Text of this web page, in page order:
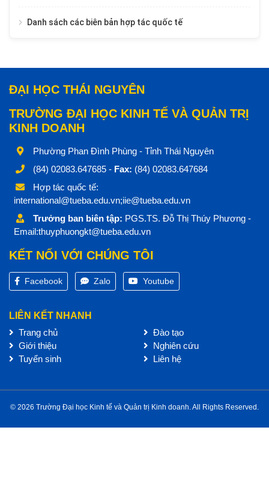
Danh sách các biên bản hợp tác quốc tế
ĐẠI HỌC THÁI NGUYÊN
TRƯỜNG ĐẠI HỌC KINH TẾ VÀ QUẢN TRỊ
KINH DOANH
Phường Phan Đình Phùng - Tỉnh Thái Nguyên
(84) 02083.647685 - Fax: (84) 02083.647684
Hợp tác quốc tế:
international@tueba.edu.vn;iie@tueba.edu.vn
Trưởng ban biên tập: PGS.TS. Đỗ Thị Thúy Phương -
Email:thuyphuongkt@tueba.edu.vn
KẾT NỐI VỚI CHÚNG TÔI
Facebook Zalo Youtube
LIÊN KẾT NHANH
Trang chủ
Giới thiệu
Tuyển sinh
Đào tạo
Nghiên cứu
Liên hệ
© 2026 Trường Đại học Kinh tế và Quản trị Kinh doanh. All Rights Reserved.